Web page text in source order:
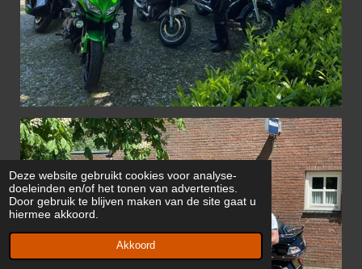
Deze website gebruikt cookies voor analyse-
doeleinden en/of het tonen van advertenties.
Door gebruik te blijven maken van de site gaat u
hiermee akkoord.
Akkoord